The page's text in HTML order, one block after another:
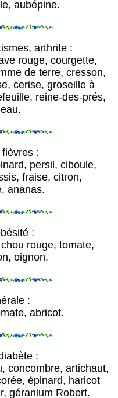
aubépine.
arthrite :
rouge, courgette,
de terre, cresson,
cerise, groseille à
reine-des-prés,
:
persil, ciboule,
fraise, citron,
ananas.
:
rouge, tomate,
oignon.
:
abricot.
:
concombre, artichaut,
épinard, haricot
géranium Robert.